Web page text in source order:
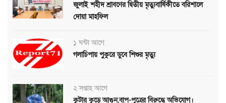
জুলাই শহীদ শ্রাবণের দ্বিতীয় মৃত্যুবার্ষিকীতে বরিশালে
দোয়া মাহফিল
১ ঘন্টা আগে
গলাচিপায় পুকুরে ডুবে শিশুর মৃত্যু
২ সপ্তাহ আগে
কুটার কুড়ে আগুন,বাপ-পুত্রের বিরুদ্ধে অভিযোগ।